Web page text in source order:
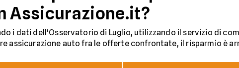
Assicurazione.it?
i dati dell'Osservatorio di Luglio, utilizzando il servizio di
assicurazione auto fra le offerte confrontate, il risparmio è